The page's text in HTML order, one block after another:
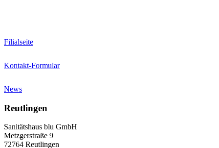
Filialseite
Kontakt-Formular
News
Reutlingen
Sanitätshaus blu GmbH
Metzgerstraße 9
72764 Reutlingen